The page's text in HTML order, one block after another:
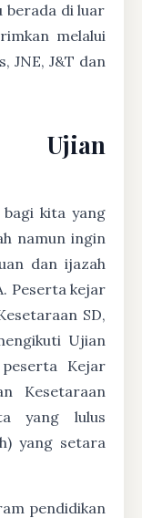
berada di luar
melalui
JNE, J&T dan
bagi kita yang
namun ingin
dan ijazah
Peserta kejar
SD,
Ujian
Kejar
Kesetaraan
yang lulus
yang setara
pendidikan